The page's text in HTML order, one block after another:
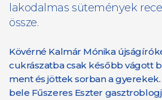
lakodalmas sütemények
össze.
Kövérné Kalmár Mónika
cukrászatba csak később vágott
ment és jöttek sorban a
bele Fűszeres Eszter